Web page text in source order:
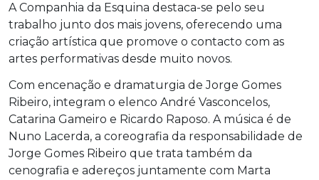
A Companhia da Esquina destaca-se pelo seu
trabalho junto dos mais jovens, oferecendo uma
criação artística que promove o contacto com as
artes performativas desde muito novos.
Com encenação e dramaturgia de Jorge Gomes
Ribeiro, integram o elenco André Vasconcelos,
Catarina Gameiro e Ricardo Raposo. A música é de
Nuno Lacerda, a coreografia da responsabilidade de
Jorge Gomes Ribeiro que trata também da
cenografia e adereços juntamente com Marta